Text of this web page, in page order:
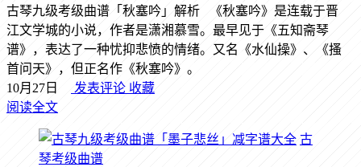
古琴九级考级曲谱「秋塞吟」解析 《秋塞吟》是连载于晋
江文学城的小说，作者是潇湘慕雪。最早见于《五知斋琴
谱》，表达了一种忧抑悲愤的情绪。又名《水仙操》、《搔
首问天》，但正名作《秋塞吟》。
10月27日
发表评论 收藏
阅读全文
古
琴考级曲谱